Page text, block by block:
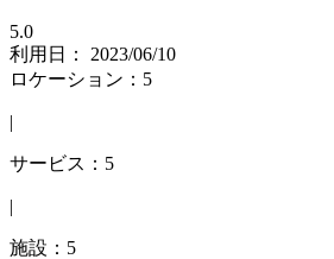
5.0
利用日： 2023/06/10
ロケーション：5
|
サービス：5
|
施設：5